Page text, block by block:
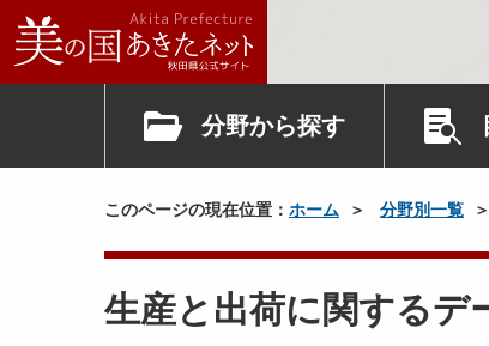
分野から探す
このページの現在位置： ホーム 分野別一覧
生産と出荷に関するデ